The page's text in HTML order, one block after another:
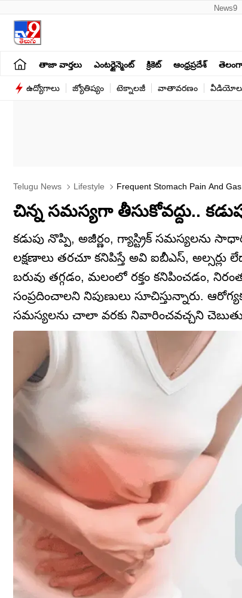
News9
తాజా వార్తలు ఎంటర్టైన్మెంట్ క్రికెట్ ఆంధ్రప్రదేశ్
ఉద్యోగాలు జ్యోతిష్యం టెక్నాలజీ వాతావరణం
Telugu News Lifestyle Frequent Stomach Pain And
చిన్న సమస్యగా తీసుకోవద్దు..
కడుపు నొప్పి, అజీర్ణం, గ్యాస్ట్రిక్ సమస్యలను
లక్షణాలు తరచూ కనిపిస్తే అవి ఐబీఎస్,
బరువు తగ్గడం, మలంలో రక్తం కనిపించడం,
సంప్రదించాలని నిపుణులు సూచిస్తున్నారు.
సమస్యలను చాలా వరకు నివారించవచ్చని